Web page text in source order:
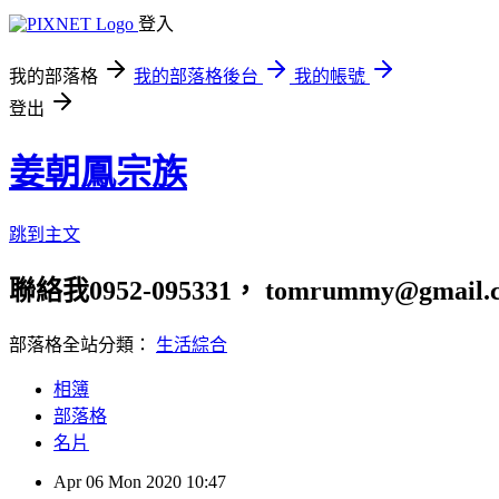
登入
我的部落格 我的部落格後台
我的帳號
登出
姜朝鳳宗族
跳到主文
聯絡我0952-095331，
部落格全站分類： 生活綜合
相簿
部落格
名片
Apr 06 Mon 2020 10:47